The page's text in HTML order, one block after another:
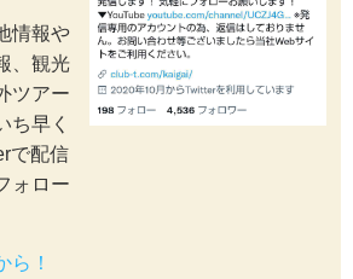
に役立つ知識など旅行をより楽
しむ幅広い情報をお届けします
♪
情報や
、観光
ツアー
ち早く
で配信
ォロー
ら！